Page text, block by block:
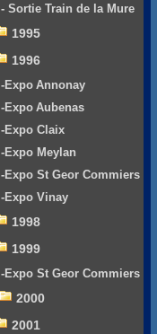
- Sortie Train de la Mure
1995
1996
-Expo Annonay
-Expo Aubenas
-Expo Claix
-Expo Meylan
-Expo St Geor Commiers
-Expo Vinay
1998
1999
-Expo St Geor Commiers
2000
2001